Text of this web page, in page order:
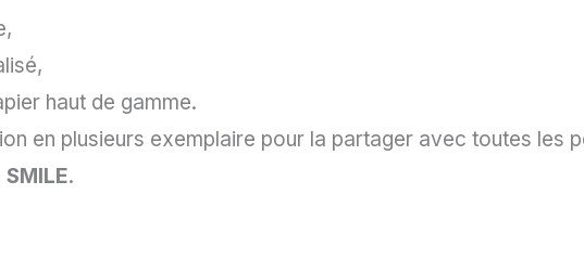
haut de gamme.
en plusieurs exemplaire pour la partager avec toutes les
.